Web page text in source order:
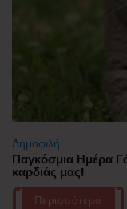
Δημοφιλή
Παγκόσμια Ημέρα
καρδιάς μας!
Περισσότερα